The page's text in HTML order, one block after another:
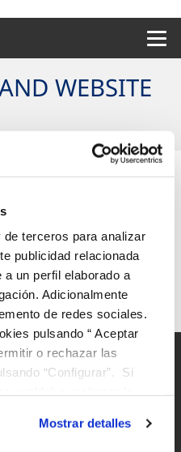
terceros para analizar
publicidad relacionada
un perfil elaborado a
Adicionalmente
de redes sociales.
pulsando “ Aceptar
o rechazar las
“Configurar”. Si
sitio web funcione y que
Mostrar detalles
WEBSITE